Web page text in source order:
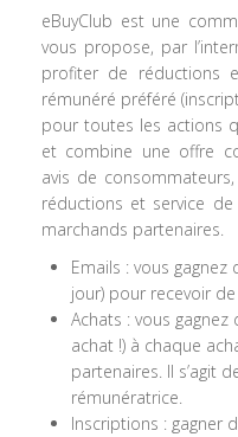
eBuyClub est une
vous propose, par
profiter de réductions
rémunéré préféré
pour toutes les actions
et combine une offre
avis de
réductions et service
marchands partenaires.
Emails : vous
jour) pour recevoir
Achats : vous
achat !) à chaque
partenaires. Il s’agit
rémunératrice.
Inscriptions : gagner